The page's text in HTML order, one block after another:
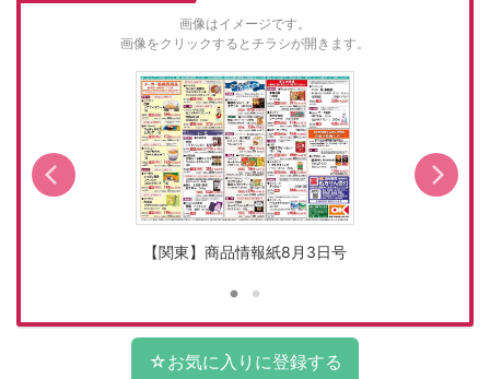
画像はイメージです。
画像をクリックするとチラシが開きます。
【関東】商品情報紙8月3日号